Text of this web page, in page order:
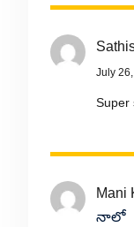
July
Super
Mani
నాలో